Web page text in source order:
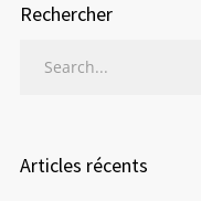
Rechercher
Articles récents